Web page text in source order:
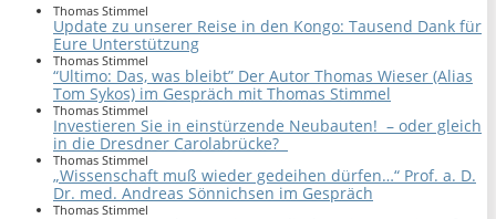
Thomas Stimmel
Update zu unserer Reise in den Kongo: Tausend Dank für
Eure Unterstützung
Thomas Stimmel
“Ultimo: Das, was bleibt” Der Autor Thomas Wieser (Alias
Tom Sykos) im Gespräch mit Thomas Stimmel
Thomas Stimmel
Investieren Sie in einstürzende Neubauten! – oder gleich
in die Dresdner Carolabrücke?
Thomas Stimmel
„Wissenschaft muß wieder gedeihen dürfen…“ Prof. a. D.
Dr. med. Andreas Sönnichsen im Gespräch
Thomas Stimmel